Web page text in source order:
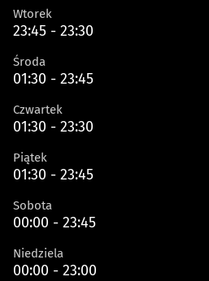
Wtorek
23:45 - 23:30
Środa
01:30 - 23:45
Czwartek
01:30 - 23:30
Piątek
01:30 - 23:45
Sobota
00:00 - 23:45
Niedziela
00:00 - 23:00